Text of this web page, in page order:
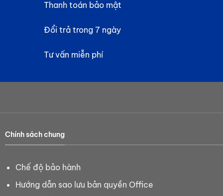
Thanh toán bảo mật
Đổi trả trong 7 ngày
Tư vấn miễn phí
Chính sách chung
Chế độ bảo hành
Hướng dẫn sao lưu bản quyền Office